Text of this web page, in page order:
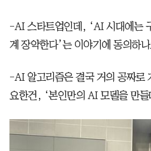
-AI 스타트업인데, ‘AI 시대에는
계 장악한다’는 이야기에 동의하
-AI 알고리즘은 결국 거의 공짜로
요한건, ‘본인만의 AI 모델을 만